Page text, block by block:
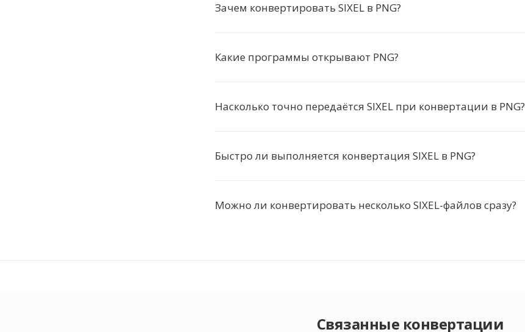
Зачем конвертировать SIXEL в PNG?
Какие программы открывают PNG?
Насколько точно передаётся SIXEL при конвертации в PNG?
Быстро ли выполняется конвертация SIXEL в PNG?
Можно ли конвертировать несколько SIXEL-файлов сразу?
Связанные конвертации